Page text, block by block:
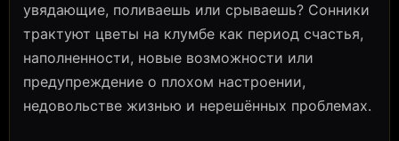
увядающие, поливаешь или срываешь? Сонники
трактуют цветы на клумбе как период счастья,
наполненности, новые возможности или
предупреждение о плохом настроении,
недовольстве жизнью и нерешённых проблемах.